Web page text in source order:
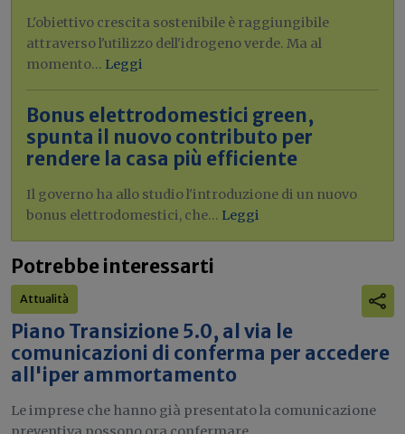
L'obiettivo crescita sostenibile è raggiungibile
attraverso l'utilizzo dell'idrogeno verde. Ma al
momento... Leggi
Bonus elettrodomestici green,
spunta il nuovo contributo per
rendere la casa più efficiente
Il governo ha allo studio l'introduzione di un nuovo
bonus elettrodomestici, che... Leggi
Potrebbe interessarti
Attualità
Piano Transizione 5.0, al via le
comunicazioni di conferma per accedere
all'iper ammortamento
Le imprese che hanno già presentato la comunicazione